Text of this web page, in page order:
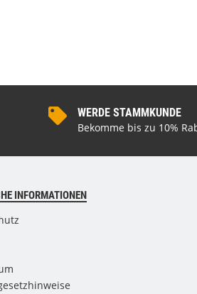
WERDE STAMMKUNDE
Bekomme bis zu 10%
INFORMATIONEN